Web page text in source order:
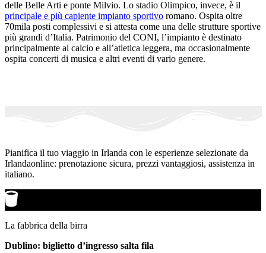
delle Belle Arti e ponte Milvio. Lo stadio Olimpico, invece, è il
principale e più capiente impianto sportivo romano. Ospita oltre
70mila posti complessivi e si attesta come una delle strutture sportive
più grandi d’Italia. Patrimonio del CONI, l’impianto è destinato
principalmente al calcio e all’atletica leggera, ma occasionalmente
ospita concerti di musica e altri eventi di vario genere.
Pianifica il tuo viaggio in Irlanda con le esperienze selezionate da
Irlandaonline: prenotazione sicura, prezzi vantaggiosi, assistenza in
italiano.
La fabbrica della birra
Dublino: biglietto d’ingresso salta fila